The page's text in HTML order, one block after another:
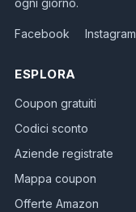
ogni giorno.
Facebook Instagram
ESPLORA
Coupon gratuiti
Codici sconto
Aziende registrate
Mappa coupon
Offerte Amazon